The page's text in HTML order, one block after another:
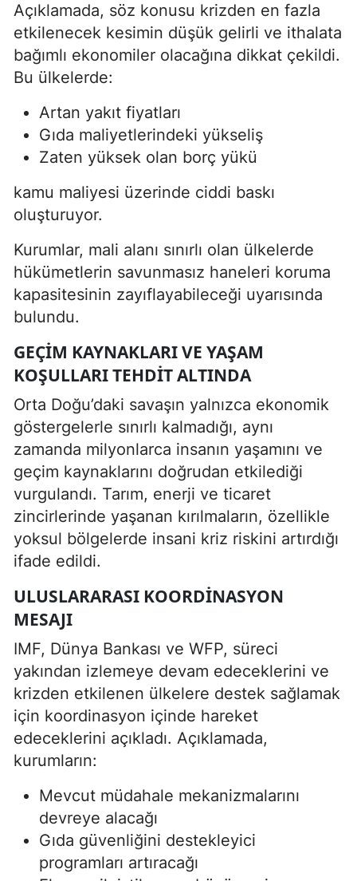
Açıklamada, söz konusu krizden en fazla
etkilenecek kesimin düşük gelirli ve ithalata
bağımlı ekonomiler olacağına dikkat çekildi.
Bu ülkelerde:
Artan yakıt fiyatları
Gıda maliyetlerindeki yükseliş
Zaten yüksek olan borç yükü
kamu maliyesi üzerinde ciddi baskı
oluşturuyor.
Kurumlar, mali alanı sınırlı olan ülkelerde
hükümetlerin savunmasız haneleri koruma
kapasitesinin zayıflayabileceği uyarısında
bulundu.
GEÇIM KAYNAKLARI VE YAŞAM
KOŞULLARI TEHDIT ALTINDA
Orta Doğu’daki savaşın yalnızca ekonomik
göstergelerle sınırlı kalmadığı, aynı
zamanda milyonlarca insanın yaşamını ve
geçim kaynaklarını doğrudan etkilediği
vurgulandı. Tarım, enerji ve ticaret
zincirlerinde yaşanan kırılmaların, özellikle
yoksul bölgelerde insani kriz riskini artırdığı
ifade edildi.
ULUSLARARASI KOORDINASYON
MESAJI
IMF, Dünya Bankası ve WFP, süreci
yakından izlemeye devam edeceklerini ve
krizden etkilenen ülkelere destek sağlamak
için koordinasyon içinde hareket
edeceklerini açıkladı. Açıklamada,
kurumların:
Mevcut müdahale mekanizmalarını
devreye alacağı
Gıda güvenliğini destekleyici
programları artıracağı